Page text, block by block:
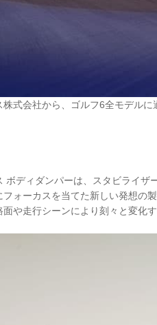
株式会社から、ゴルフ6全モデル
ボディダンパーは、スタビライ
フォーカスを当てた新しい発想の
面や走行シーンにより刻々と変化